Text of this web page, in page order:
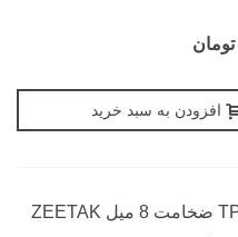
افزودن به سبد خرید